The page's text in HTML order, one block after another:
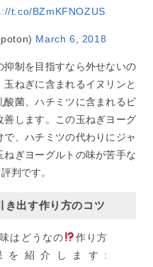
t.co/BZmKFNOZUS
March 6, 2018
制を目指すなら外せないの
ねぎに含まれるイヌリンと
菌、ハチミツに含まれるビ
善します。この玉ねぎヨーグ
、ハチミツの代わりにジャ
ねぎヨーグルトの味が苦手な
判です。
き出す作り方のコツ
はどうなの
作り方
を紹介します: